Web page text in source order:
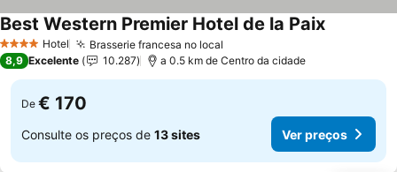
4 EstrelasHotel Brasserie francesa no local
Best Western Premier Hotel de la Paix
8,9 Excelente 10.287 a 0.5 km de Centro da cidade
De € 170
Consulte os preços de 13 sites Ver preços